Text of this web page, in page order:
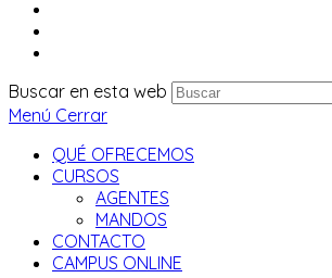
Buscar en esta web
Menú Cerrar
QUÉ OFRECEMOS
CURSOS
AGENTES
MANDOS
CONTACTO
CAMPUS ONLINE